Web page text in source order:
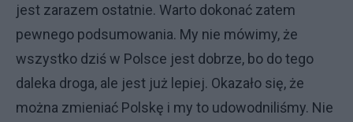
jest zarazem ostatnie. Warto dokonać zatem
pewnego podsumowania. My nie mówimy, że
wszystko dziś w Polsce jest dobrze, bo do tego
daleka droga, ale jest już lepiej. Okazało się, że
można zmieniać Polskę i my to udowodniliśmy. Nie